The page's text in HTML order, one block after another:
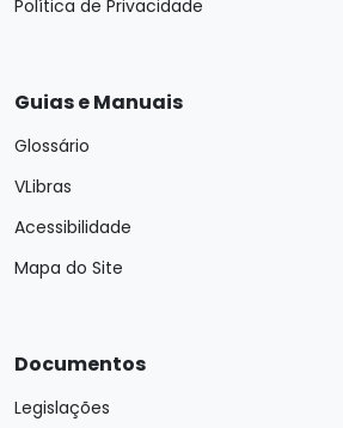
Política de Privacidade
Guias e Manuais
Glossário
VLibras
Acessibilidade
Mapa do Site
Documentos
Legislações